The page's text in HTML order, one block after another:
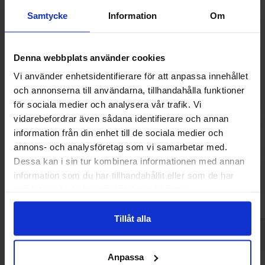
Samtycke Information Om
Denna webbplats använder cookies
Vi använder enhetsidentifierare för att anpassa innehållet
och annonserna till användarna, tillhandahålla funktioner
för sociala medier och analysera vår trafik. Vi
vidarebefordrar även sådana identifierare och annan
information från din enhet till de sociala medier och
annons- och analysföretag som vi samarbetar med.
Dessa kan i sin tur kombinera informationen med annan
information som du har tillhandahållit eller som de har
Tillåt alla
Anpassa
Dr Sour Popping Candy - Strawberry
15g
22.90 kr
Kjøp
Dr Sour Popping